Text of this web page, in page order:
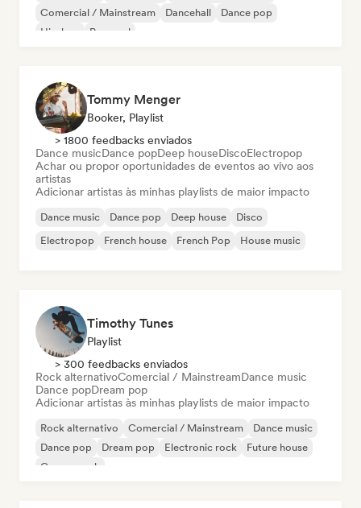
Comercial / Mainstream
Dancehall
Dance pop
Hip-hop
Pop soul
Tommy Menger
Booker, Playlist
> 1800 feedbacks enviados
Dance musicDance popDeep houseDiscoElectropop
Achar ou propor oportunidades de eventos ao vivo aos
artistas
Adicionar artistas às minhas playlists de maior impacto
Dance music Dance pop Deep house
Disco
Electropop
French house French Pop House music
Timothy Tunes
Playlist
> 300 feedbacks enviados
Rock alternativoComercial / MainstreamDance music
Dance popDream pop
Adicionar artistas às minhas playlists de maior impacto
Rock alternativo Comercial / Mainstream
Dance music
Dance pop
Dream pop Electronic rock
Future house
Garage rock